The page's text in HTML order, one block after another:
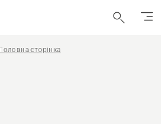
Головна сторінка